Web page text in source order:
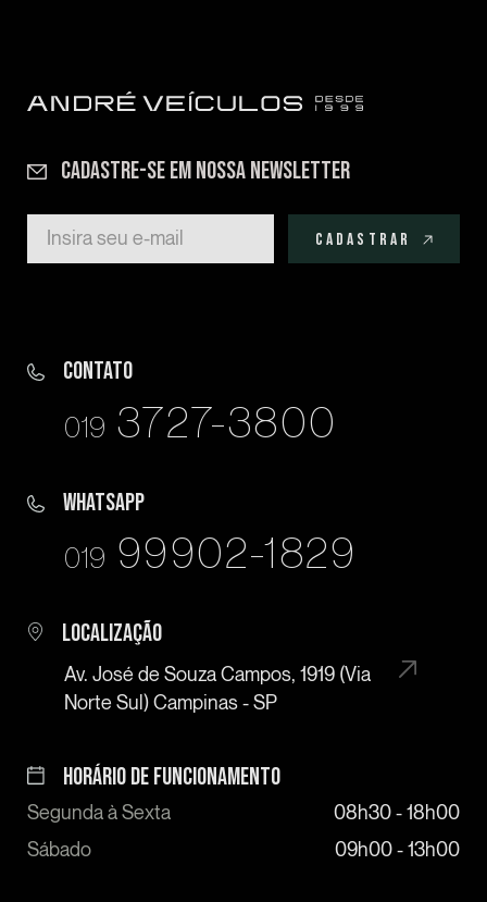
CADASTRE-SE EM NOSSA NEWSLETTER
CADASTRAR
CONTATO
019 3727-3800
WHATSAPP
019 99902-1829
LOCALIZAÇÃO
Av. José de Souza Campos, 1919 (Via
Norte Sul) Campinas - SP
HORÁRIO DE FUNCIONAMENTO
Segunda à Sexta
08h30 - 18h00
Sábado
09h00 - 13h00